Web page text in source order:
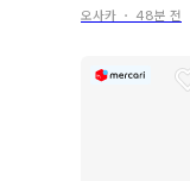
오사카 ・ 48분 전